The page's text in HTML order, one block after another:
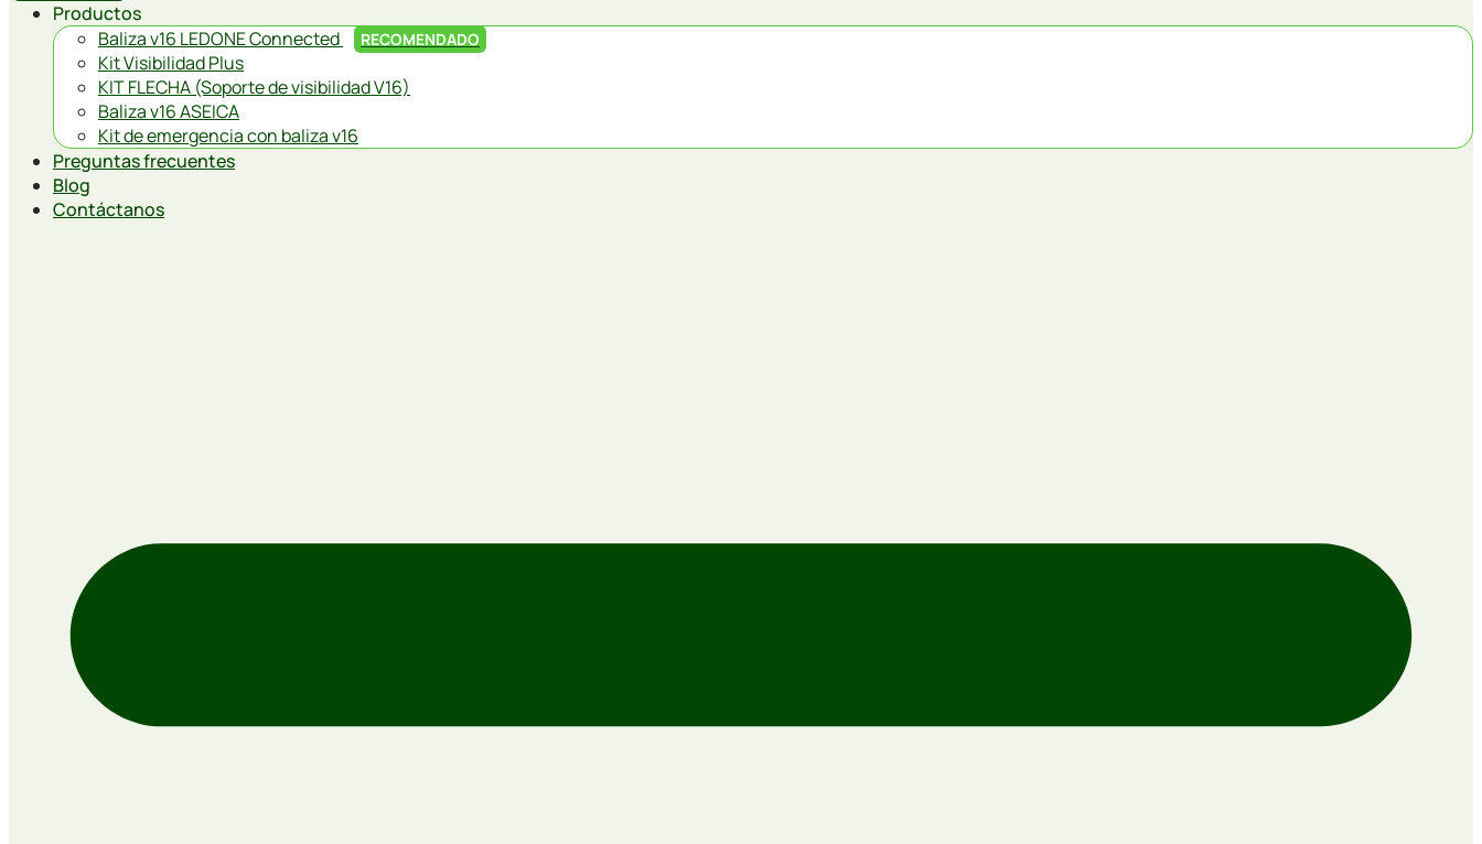
Productos
Baliza v16 LEDONE Connected
RECOMENDADO
Kit Visibilidad Plus
KIT FLECHA (Soporte de visibilidad V16)
Baliza v16 ASEICA
Kit de emergencia con baliza v16
Preguntas frecuentes
Blog
Contáctanos